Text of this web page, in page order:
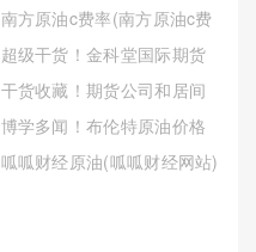
客户的账单吗)
南方原油c费率(南方原油c费
超级干货！金科堂国际期货
投资成功)
干货收藏！期货公司和居间
具体的买卖建议）
博学多闻！布伦特原油价格
呱呱财经原油(呱呱财经网站)